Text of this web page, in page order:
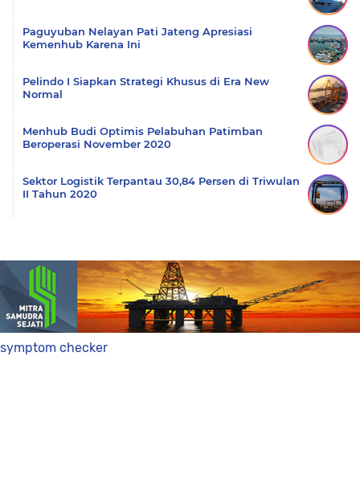
Paguyuban Nelayan Pati Jateng Apresiasi
Kemenhub Karena Ini
Pelindo I Siapkan Strategi Khusus di Era New
Normal
Menhub Budi Optimis Pelabuhan Patimban
Beroperasi November 2020
Sektor Logistik Terpantau 30,84 Persen di Triwulan
II Tahun 2020
symptom checker